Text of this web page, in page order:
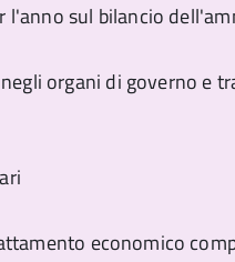
sul bilancio
organi di governo e
economico